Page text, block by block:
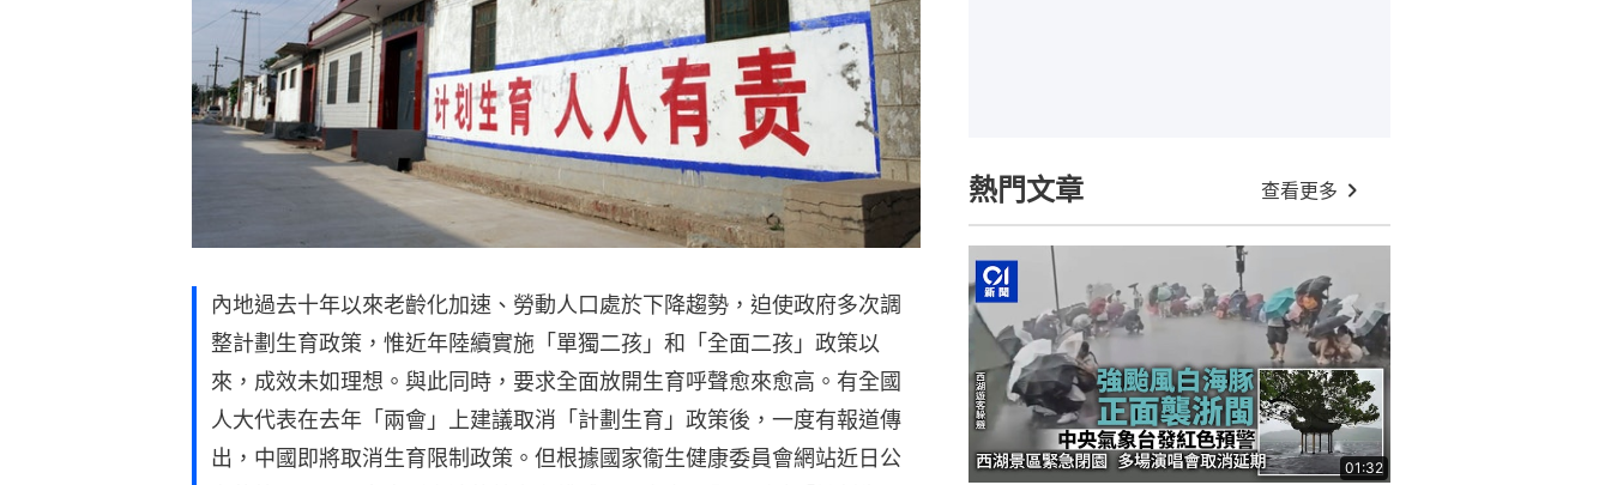
內地過去十年以來老齡化加速、勞動人口處於下降趨勢，迫使政府多次調
整計劃生育政策，惟近年陸續實施「單獨二孩」和「全面二孩」政策以
來，成效未如理想。與此同時，要求全面放開生育呼聲愈來愈高。有全國
人大代表在去年「兩會」上建議取消「計劃生育」政策後，一度有報道傳
出，中國即將取消生育限制政策。但根據國家衞生健康委員會網站近日公
熱門文章 查看更多
01:32